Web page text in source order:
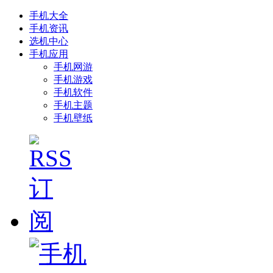
手机大全
手机资讯
选机中心
手机应用
手机网游
手机游戏
手机软件
手机主题
手机壁纸